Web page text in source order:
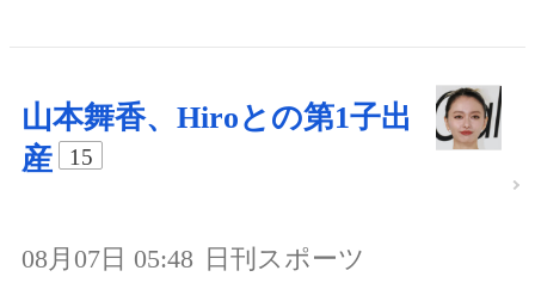
山本舞香、Hiroとの第1子出
産
15
08月07日 05:48 日刊スポーツ